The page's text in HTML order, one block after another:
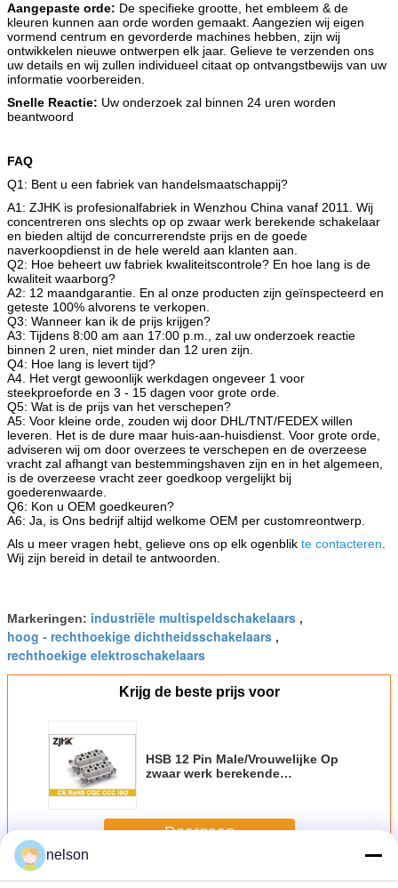
Aangepaste orde: De specifieke grootte, het embleem & de
kleuren kunnen aan orde worden gemaakt. Aangezien wij eigen
vormend centrum en gevorderde machines hebben, zijn wij
ontwikkelen nieuwe ontwerpen elk jaar. Gelieve te verzenden ons
uw details en wij zullen individueel citaat op ontvangstbewijs van uw
informatie voorbereiden.
Snelle Reactie: Uw onderzoek zal binnen 24 uren worden
beantwoord
FAQ
Q1: Bent u een fabriek van handelsmaatschappij?
A1: ZJHK is profesionalfabriek in Wenzhou China vanaf 2011. Wij
concentreren ons slechts op op zwaar werk berekende schakelaar
en bieden altijd de concurrerendste prijs en de goede
naverkoopdienst in de hele wereld aan klanten aan.
Q2: Hoe beheert uw fabriek kwaliteitscontrole? En hoe lang is de
kwaliteit waarborg?
A2: 12 maandgarantie. En al onze producten zijn geïnspecteerd en
geteste 100% alvorens te verkopen.
Q3: Wanneer kan ik de prijs krijgen?
A3: Tijdens 8:00 am aan 17:00 p.m., zal uw onderzoek reactie
binnen 2 uren, niet minder dan 12 uren zijn.
Q4: Hoe lang is levert tijd?
A4. Het vergt gewoonlijk werkdagen ongeveer 1 voor
steekproeforde en 3 - 15 dagen voor grote orde.
Q5: Wat is de prijs van het verschepen?
A5: Voor kleine orde, zouden wij door DHL/TNT/FEDEX willen
leveren. Het is de dure maar huis-aan-huisdienst. Voor grote orde,
adviseren wij om door overzees te verschepen en de overzeese
vracht zal afhangt van bestemmingshaven zijn en in het algemeen,
is de overzeese vracht zeer goedkoop vergelijkt bij
goederenwaarde.
Q6: Kon u OEM goedkeuren?
A6: Ja, is Ons bedrijf altijd welkome OEM per customreontwerp.
Als u meer vragen hebt, gelieve ons op elk ogenblik te contacteren.
Wij zijn bereid in detail te antwoorden.
Markeringen: industriële multispeldschakelaars ,
hoog - rechthoekige dichtheidsschakelaars ,
rechthoekige elektroschakelaars
Krijg de beste prijs voor
HSB 12 Pin Male/Vrouwelijke Op
zwaar werk berekende
Doorgaan
MeerOp zwaar werk berekende Draadschakelaar
nelson